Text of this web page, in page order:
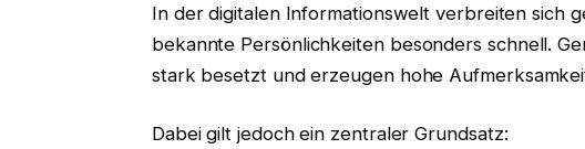
In der digitalen Informationswelt verbreiten sich
bekannte Persönlichkeiten besonders schnell.
stark besetzt und erzeugen hohe
Dabei gilt jedoch ein zentraler Grundsatz: